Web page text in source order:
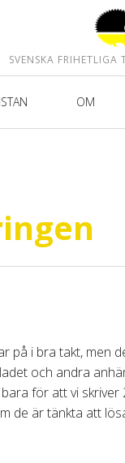
SVENSKA FRIHETLIGA
OM
på i bra takt, men
och andra
för att vi
de är tänkta att